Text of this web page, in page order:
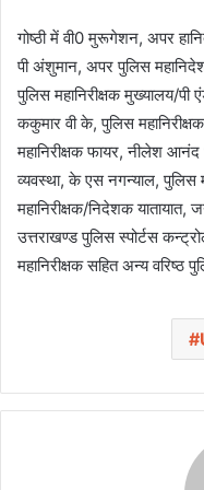
गोष्ठी में वी0 मुरूगेशन, अपर
पी अंशुमान, अपर पुलिस
पुलिस महानिरीक्षक मुख्यालय/पी
ककुमार वी के, पुलिस
महानिरीक्षक फायर, नीलेश
व्यवस्था, के एस नगन्याल, पुलिस
महानिरीक्षक/निदेशक
उत्तराखण्ड पुलिस स्पोर्टस
महानिरीक्षक सहित अन्य वरिष्ठ